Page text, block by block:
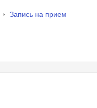
Запись на прием